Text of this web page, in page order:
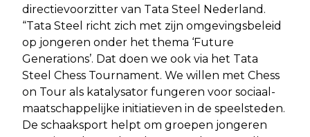
directievoorzitter van Tata Steel Nederland.
“Tata Steel richt zich met zijn omgevingsbeleid
op jongeren onder het thema ‘Future
Generations’. Dat doen we ook via het Tata
Steel Chess Tournament. We willen met Chess
on Tour als katalysator fungeren voor sociaal-
maatschappelijke initiatieven in de speelsteden.
De schaaksport helpt om groepen jongeren